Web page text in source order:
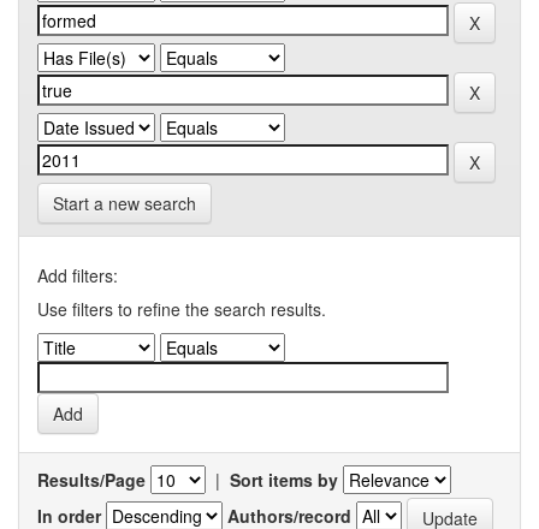
Start a new search
Add filters:
Use filters to refine the search results.
Results/Page | Sort items by
In order
Authors/record